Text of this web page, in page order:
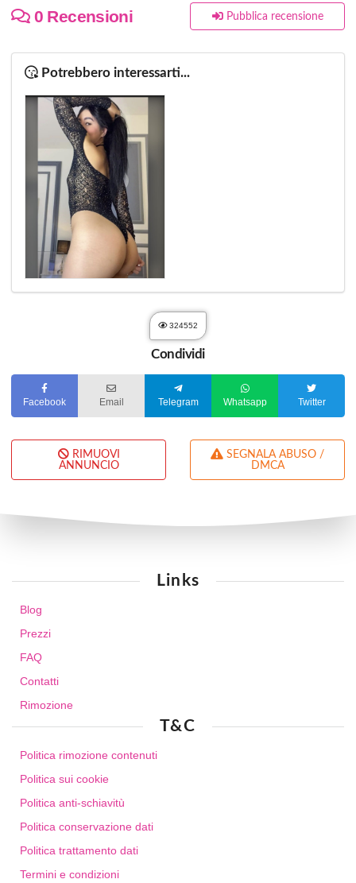
0 Recensioni Pubblica recensione
Potrebbero interessarti...
324552
Condividi
Facebook Email Telegram Whatsapp Twitter
RIMUOVI
ANNUNCIO
DMCA
Links
Blog
Prezzi
FAQ
Contatti
Rimozione
T&C
Politica rimozione contenuti
Politica sui cookie
Politica anti-schiavitù
Politica conservazione dati
Politica trattamento dati
Termini e condizioni